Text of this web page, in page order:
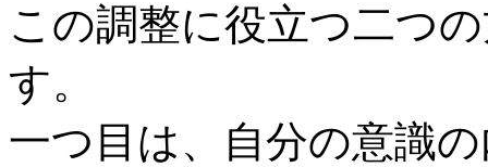
この調整に役立つ二つ
す。
一つ目は、自分の意識